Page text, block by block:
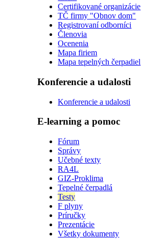
Certifikované organizácie
TČ firmy "Obnov dom"
Registrovaní odborníci
Členovia
Ocenenia
Mapa firiem
Mapa tepelných čerpadiel
Konferencie a udalosti
Konferencie a udalosti
E-learning a pomoc
Fórum
Správy
Učebné texty
RA4L
GIZ-Proklima
Tepelné čerpadlá
Testy
F plyny
Príručky
Prezentácie
Všetky dokumenty